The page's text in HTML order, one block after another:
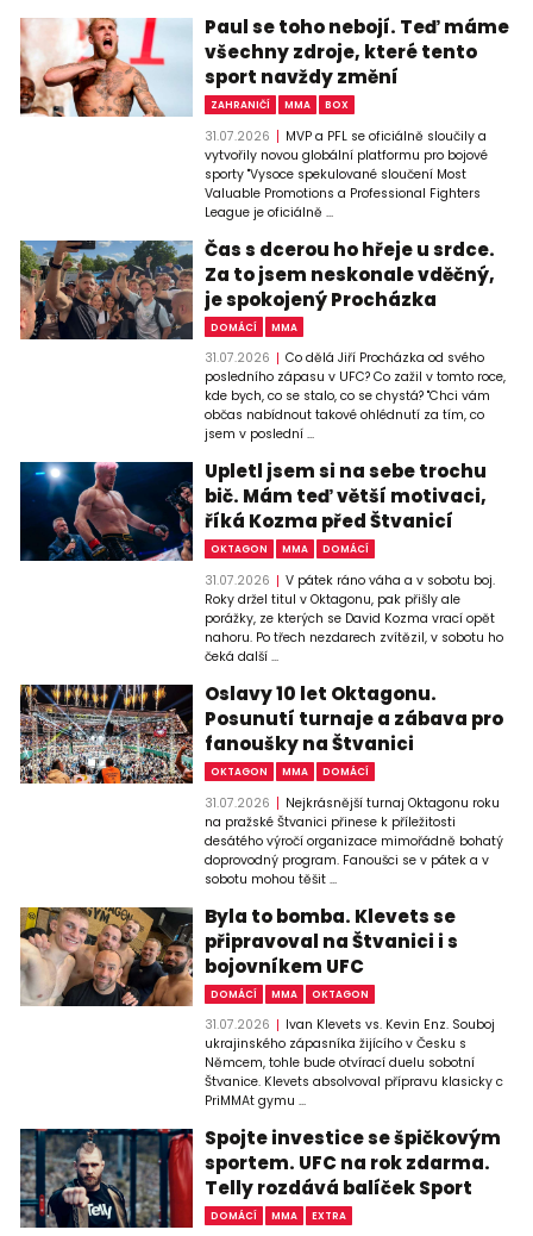
Paul se toho nebojí. Teď máme
všechny zdroje, které tento
sport navždy změní
ZAHRANIČÍ MMA BOX
31.07.2026
MVP a PFL se oficiálně sloučily a
vytvořily novou globální platformu pro bojové
sporty "Vysoce spekulované sloučení Most
Valuable Promotions a Professional Fighters
League je oficiálně ...
Čas s dcerou ho hřeje u srdce.
Za to jsem neskonale vděčný,
je spokojený Procházka
DOMÁCÍ MMA
31.07.2026
Co dělá Jiří Procházka od svého
posledního zápasu v UFC? Co zažil v tomto roce,
kde bych, co se stalo, co se chystá? "Chci vám
občas nabídnout takové ohlédnutí za tím, co
jsem v poslední ...
Upletl jsem si na sebe trochu
bič. Mám teď větší motivaci,
říká Kozma před Štvanicí
OKTAGON MMA DOMÁCÍ
31.07.2026
V pátek ráno váha a v sobotu boj.
Roky držel titul v Oktagonu, pak přišly ale
porážky, ze kterých se David Kozma vrací opět
nahoru. Po třech nezdarech zvítězil, v sobotu ho
čeká další ...
Oslavy 10 let Oktagonu.
Posunutí turnaje a zábava pro
fanoušky na Štvanici
OKTAGON MMA DOMÁCÍ
31.07.2026
Nejkrásnější turnaj Oktagonu roku
na pražské Štvanici přinese k příležitosti
desátého výročí organizace mimořádně bohatý
doprovodný program. Fanoušci se v pátek a v
sobotu mohou těšit ...
Byla to bomba. Klevets se
připravoval na Štvanici i s
bojovníkem UFC
DOMÁCÍ MMA OKTAGON
31.07.2026
Ivan Klevets vs. Kevin Enz. Souboj
ukrajinského zápasníka žijícího v Česku s
Němcem, tohle bude otvírací duelu sobotní
Štvanice. Klevets absolvoval přípravu klasicky c
PriMMAt gymu ...
Spojte investice se špičkovým
sportem. UFC na rok zdarma.
Telly rozdává balíček Sport
DOMÁCÍ MMA EXTRA